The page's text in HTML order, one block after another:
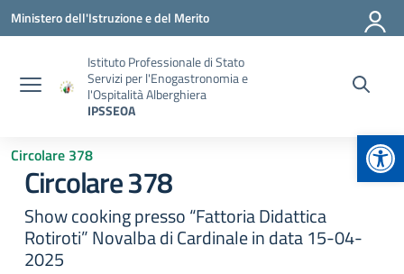
Vai ai contenuti
Vai al menu di navigazione
Vai al footer
Ministero dell'Istruzione e del Merito
Istituto Professionale di Stato
Servizi per l'Enogastronomia e
l'Ospitalità Alberghiera
IPSSEOA
Circolare 378
Circolare 378
Show cooking presso “Fattoria Didattica
Rotiroti” Novalba di Cardinale in data 15-04-
2025